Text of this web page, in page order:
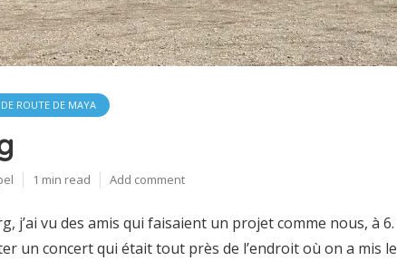
ROUTE DE MAYA
1 min read Add comment
j’ai vu des amis qui faisaient un projet comme nous, à 6.
un concert qui était tout près de l’endroit où on a mis le